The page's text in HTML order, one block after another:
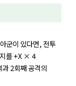
군이 있다면, 전투
를 +X × 4
2회째 공격의